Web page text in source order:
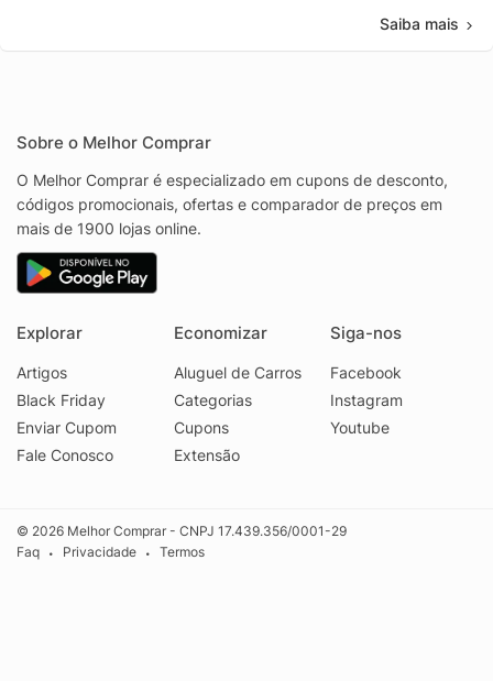
Saiba mais
Sobre o Melhor Comprar
O Melhor Comprar é especializado em cupons de desconto,
códigos promocionais, ofertas e comparador de preços em
mais de 1900 lojas online.
Explorar
Artigos
Black Friday
Enviar Cupom
Fale Conosco
Economizar
Aluguel de Carros
Categorias
Cupons
Extensão
Siga-nos
Facebook
Instagram
Youtube
© 2026 Melhor Comprar - CNPJ 17.439.356/0001-29
Faq
• Privacidade • Termos